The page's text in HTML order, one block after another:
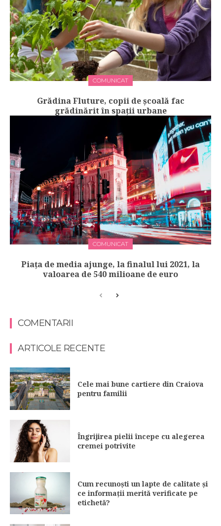
COMUNICAT
Grădina Fluture, copii de școală fac
grădinărit în spații urbane
COMUNICAT
Piața de media ajunge, la finalul lui 2021, la
valoarea de 540 milioane de euro
COMENTARII
ARTICOLE RECENTE
Cele mai bune cartiere din Craiova
pentru familii
Îngrijirea pielii începe cu alegerea
cremei potrivite
Cum recunoști un lapte de calitate și
ce informații merită verificate pe
etichetă?